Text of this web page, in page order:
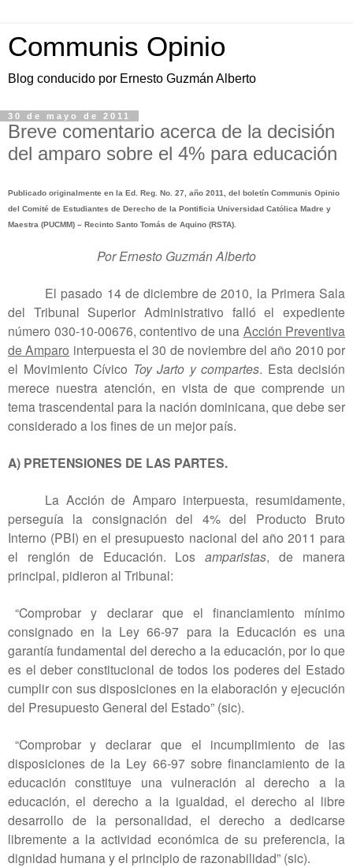
Communis Opinio
Blog conducido por Ernesto Guzmán Alberto
30 de mayo de 2011
Breve comentario acerca de la decisión
del amparo sobre el 4% para educación
Publicado originalmente en la Ed. Reg. No. 27, año 2011, del boletín Communis Opinio
del Comité de Estudiantes de Derecho de la Pontificia Universidad Católica Madre y
Maestra (PUCMM) – Recinto Santo Tomás de Aquino (RSTA).
Por Ernesto Guzmán Alberto
El pasado 14 de diciembre de 2010, la Primera Sala
del Tribunal Superior Administrativo falló el expediente
número 030-10-00676, contentivo de una Acción Preventiva
de Amparo interpuesta el 30 de noviembre del año 2010 por
el Movimiento Cívico Toy Jarto y compartes. Esta decisión
merece nuestra atención, en vista de que comprende un
tema trascendental para la nación dominicana, que debe ser
considerado a los fines de un mejor país.
A) PRETENSIONES DE LAS PARTES.
La Acción de Amparo interpuesta, resumidamente,
perseguía la consignación del 4% del Producto Bruto
Interno (PBI) en el presupuesto nacional del año 2011 para
el renglón de Educación. Losamparistas, de manera
principal, pidieron al Tribunal:
“Comprobar y declarar que el financiamiento mínimo
consignado en la Ley 66-97 para la Educación es una
garantía fundamental del derecho a la educación, por lo que
es el deber constitucional de todos los poderes del Estado
cumplir con sus disposiciones en la elaboración y ejecución
del Presupuesto General del Estado” (sic).
“Comprobar y declarar que el incumplimiento de las
disposiciones de la Ley 66-97 sobre financiamiento de la
educación constituye una vulneración al derecho a la
educación, el derecho a la igualdad, el derecho al libre
desarrollo de la personalidad, el derecho a dedicarse
libremente a la actividad económica de su preferencia, la
dignidad humana y el principio de razonabilidad” (sic).